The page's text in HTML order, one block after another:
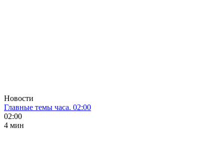
Новости
Главные темы часа. 02:00
02:00
4 мин